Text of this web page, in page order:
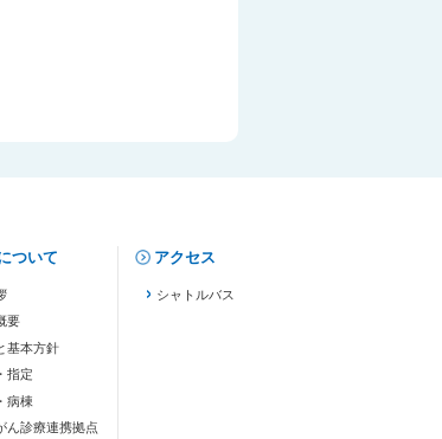
ついて
要
基本方針
指定
病棟
ん診療連携拠点
アクセス
シャトルバス